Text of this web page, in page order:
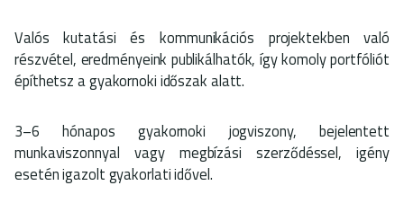
Valós kutatási és kommunikációs projektekben való
részvétel, eredményeink publikálhatók, így komoly portfóliót
építhetsz a gyakornoki időszak alatt.
3–6 hónapos gyakornoki jogviszony, bejelentett
munkaviszonnyal vagy megbízási szerződéssel, igény
esetén igazolt gyakorlati idővel.